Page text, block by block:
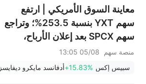
معاينة السوق الأمريكي | ارتفع
سهم YXT بنسبة 253.5%؛ وتراجع
سهم SPCX بعد إعلان الأرباح،
وينتهي حظر التداول يوم الخميس؛
وستعلن شركتا SNDK وWDC عن
منصة سهم
05/08 13:05
سبيس إكس +15.83%أدفانسد مايكرو ديفايسز